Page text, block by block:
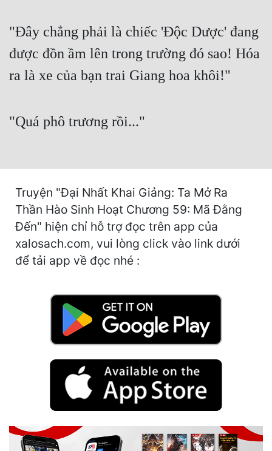
Dị Giới
Dị Năng
Gia Đấu
Góc Nhìn Nữ
Huyền Nghi
Huyền Ảo
Hài Hước
Hệ Thống
Học Đường
Khoa Huyễn Không Gian
Linh Dị
"Đây chẳng phải là chiếc 'Độc Dược' đang
được đồn ầm lên trong trường đó sao! Hóa
ra là xe của bạn trai Giang hoa khôi!"
"Quá phô trương rồi..."
Truyện "Đại Nhất Khai Giảng: Ta Mở Ra
Thần Hào Sinh Hoạt Chương 59: Mã Đằng
Đến" hiện chỉ hỗ trợ đọc trên app của
xalosach.com, vui lòng click vào link dưới
để tải app về đọc nhé :